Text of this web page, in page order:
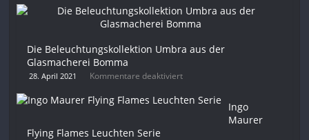
Die Beleuchtungskollektion Umbra aus der
Glasmacherei Bomma
28. April 2021 Kommentare deaktiviert
Ingo
Maurer
Flying Flames Leuchten Serie